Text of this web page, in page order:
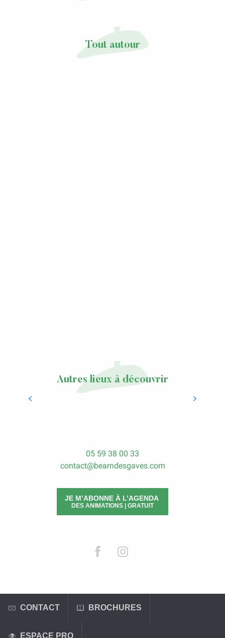
Tout autour
Autres lieux à découvrir
Laàs, bien plus qu’un village…
05 59 38 00 33
contact@bearndesgaves.com
JE M’ABONNE À L’AGENDA
DES ANIMATIONS | GRATUIT
CONTACT BROCHURES
ESPACE PRO